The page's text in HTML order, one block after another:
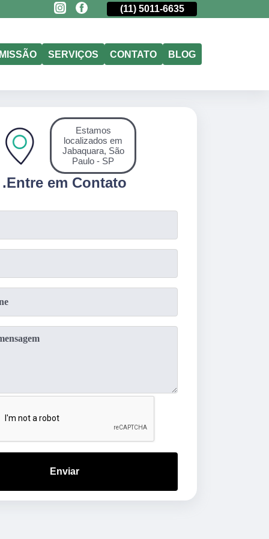
98177-4079 (11) 5011-6635
MISSÃO SERVIÇOS CONTATO BLOG
.Entre em Contato
Estamos
localizados em
Jabaquara, São
Paulo - SP
Enviar